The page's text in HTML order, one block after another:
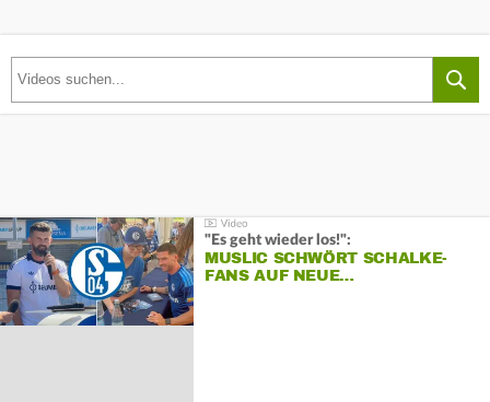
"Es geht wieder los!":
MUSLIC SCHWÖRT SCHALKE-
FANS AUF NEUE…